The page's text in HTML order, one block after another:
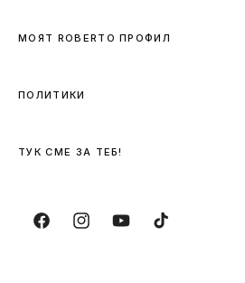
МОЯТ ROBERTO ПРОФИЛ
ПОЛИТИКИ
ТУК СМЕ ЗА ТЕБ!
FacebookInstagramYouTubeTikTok